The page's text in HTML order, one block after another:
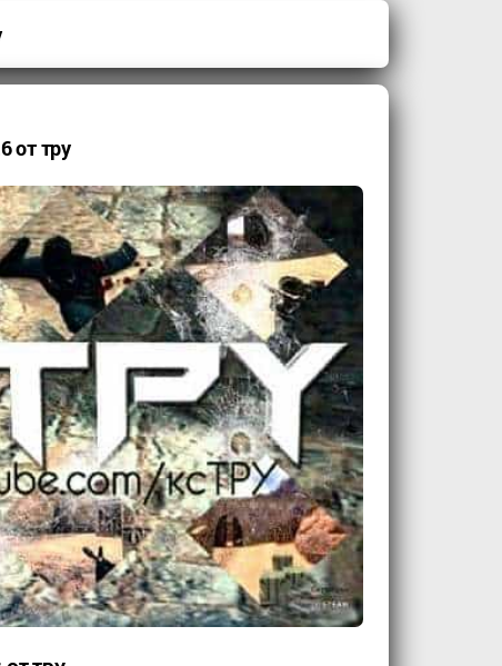
от тру